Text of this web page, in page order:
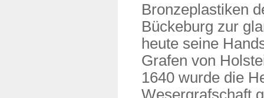
Bronzeplastiken
Bückeburg zur
heute seine
Grafen von
1640 wurde die
Wesergrafschaft